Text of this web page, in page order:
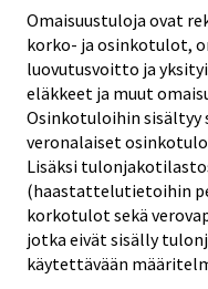
Omaisuustuloja ovat
korko- ja osinkotulot,
luovutusvoitto ja
eläkkeet ja muut
Osinkotuloihin
veronalaiset
Lisäksi
(haastattelutietoihin
korkotulot sekä
jotka eivät sisälly
käytettävään